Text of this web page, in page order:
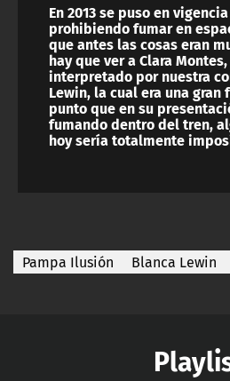
En 2013 se puso en
prohibiendo fumar en
que antes las cosas eran
hay que ver a Clara
interpretado por nuestra
Lewin, la cual era una gran
punto que en su
fumando dentro del tren,
hoy sería totalmente
Pampa Ilusión Blanca Lewin